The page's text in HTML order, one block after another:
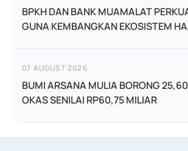
BPKH DAN BANK MUAMALAT
GUNA KEMBANGKAN EKOSISTEM
07 AUGUST 2026
BUMI ARSANA MULIA BORONG
OKAS SENILAI RP60,75 MILIAR